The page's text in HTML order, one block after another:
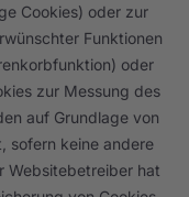
Cookies) oder zur
Funktionen
oder
zur Messung des
auf Grundlage von
sofern keine andere
Websitebetreiber hat